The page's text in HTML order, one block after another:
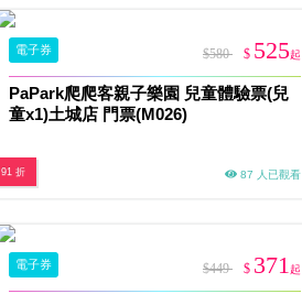
電子券 $580 $ 525起
PaPark爬爬客親子樂園 兒童體驗票(兒
童x1)土城店 門票(M026)
91 折 87 人已觀看
電子券 $449 $ 371起